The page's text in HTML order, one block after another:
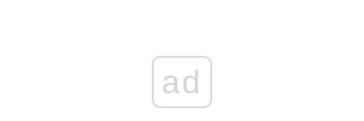
ad